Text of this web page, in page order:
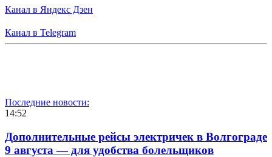
Канал в Яндекс Дзен
Канал в Telegram
Последние новости:
14:52
Дополнительные рейсы электричек в Волгограде
9 августа — для удобства болельщиков